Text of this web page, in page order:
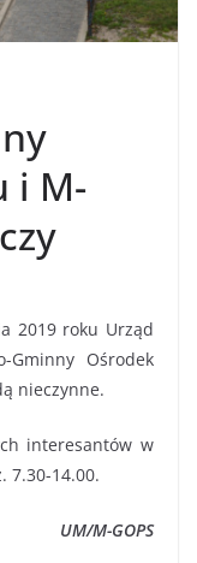
i M-
2019 roku Urząd
Gminny Ośrodek
nieczynne.
interesantów w
7.30-14.00.
UM/M-GOPS